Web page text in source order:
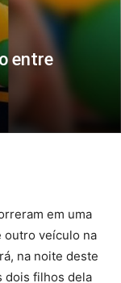
entre
em uma
outro veículo na
na noite deste
dois filhos dela